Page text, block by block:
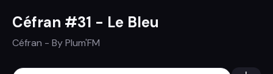
Céfran #31 - Le Bleu
Céfran - ByPlum'FM